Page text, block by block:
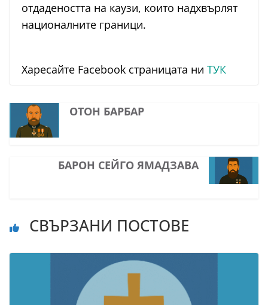
отдадеността на каузи, които надхвърлят
националните граници.
Харесайте Facebook страницата ни ТУК
ОТОН БАРБАР
БАРОН СЕЙГО ЯМАДЗАВА
СВЪРЗАНИ ПОСТОВЕ